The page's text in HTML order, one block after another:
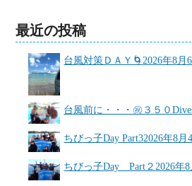
最近の投稿
台風対策ＤＡＹ🌀2026年8月
台風前に・・・㊗３５０
ちびっ子Day Part32026年8月
ちびっ子Day Part２2026年8